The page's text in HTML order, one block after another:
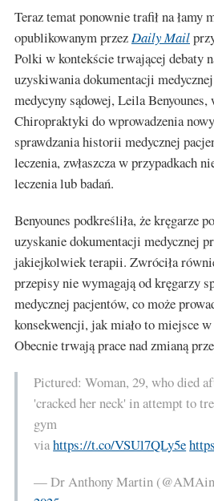
Teraz temat ponownie trafił na łamy
opublikowanym przezDaily Mail
Polki w kontekście trwającej debaty
uzyskiwania dokumentacji
medycyny sądowej, Leila Benyounes,
Chiropraktyki do wprowadzenia
sprawdzania historii medycznej
leczenia, zwłaszcza w przypadkach
leczenia lub badań.
Benyounes podkreśliła, że kręgarze
uzyskanie dokumentacji medycznej
jakiejkolwiek terapii. Zwróciła
przepisy nie wymagają od kręgarzy
medycznej pacjentów, co może
konsekwencji, jak miało to miejsce w
Obecnie trwają prace nad zmianą
Pictured: Woman, 29, who died
'cracked her neck' in attempt to
gym
viahttps://t.co/VSUl7QLy5e
— Dr Anthony Martin